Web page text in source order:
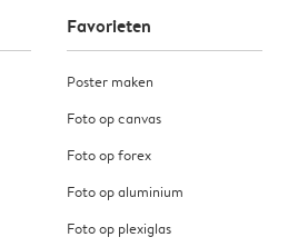
Favorieten
Poster maken
Foto op canvas
Foto op forex
Foto op aluminium
Foto op plexiglas